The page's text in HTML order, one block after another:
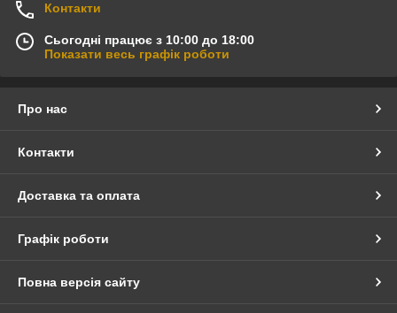
Контакти
Сьогодні працює з 10:00 до 18:00
Показати весь графік роботи
Про нас
Контакти
Доставка та оплата
Графік роботи
Повна версія сайту